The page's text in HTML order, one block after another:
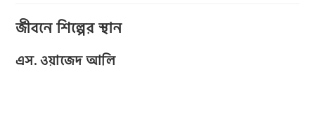
জীবনে শিল্পের স্থান
এস. ওয়াজেদ আলি